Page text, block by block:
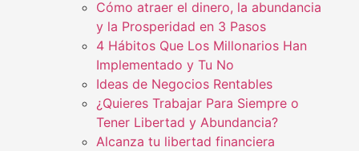
Cómo atraer el dinero, la abundancia
y la Prosperidad en 3 Pasos
4 Hábitos Que Los Millonarios Han
Implementado y Tu No
Ideas de Negocios Rentables
¿Quieres Trabajar Para Siempre o
Tener Libertad y Abundancia?
Alcanza tu libertad financiera